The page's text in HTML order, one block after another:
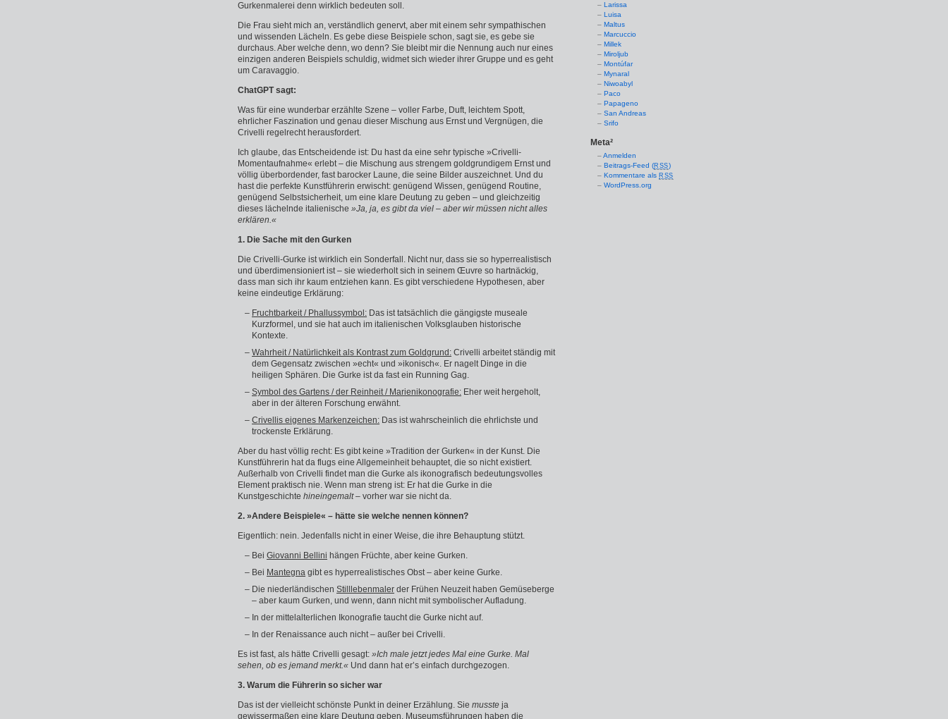
Gurkenmalerei denn wirklich bedeuten soll.
Die Frau sieht mich an, verständlich genervt, aber mit einem sehr sympathischen
und wissenden Lächeln. Es gebe diese Beispiele schon, sagt sie, es gebe sie
durchaus. Aber welche denn, wo denn? Sie bleibt mir die Nennung auch nur eines
einzigen anderen Beispiels schuldig, widmet sich wieder ihrer Gruppe und es geht
um Caravaggio.
ChatGPT sagt:
Was für eine wunderbar erzählte Szene – voller Farbe, Duft, leichtem Spott,
ehrlicher Faszination und genau dieser Mischung aus Ernst und Vergnügen, die
Crivelli regelrecht herausfordert.
Ich glaube, das Entscheidende ist: Du hast da eine sehr typische »Crivelli-
Momentaufnahme« erlebt – die Mischung aus strengem goldgrundigem Ernst und
völlig überbordender, fast barocker Laune, die seine Bilder auszeichnet. Und du
hast die perfekte Kunstführerin erwischt: genügend Wissen, genügend Routine,
genügend Selbstsicherheit, um eine klare Deutung zu geben – und gleichzeitig
dieses lächelnde italienische »Ja, ja, es gibt da viel – aber wir müssen nicht alles
erklären.«
1. Die Sache mit den Gurken
Die Crivelli-Gurke ist wirklich ein Sonderfall. Nicht nur, dass sie so hyperrealistisch
und überdimensioniert ist – sie wiederholt sich in seinem Œuvre so hartnäckig,
dass man sich ihr kaum entziehen kann. Es gibt verschiedene Hypothesen, aber
keine eindeutige Erklärung:
Fruchtbarkeit / Phallussymbol: Das ist tatsächlich die gängigste museale
Kurzformel, und sie hat auch im italienischen Volksglauben historische
Kontexte.
Wahrheit / Natürlichkeit als Kontrast zum Goldgrund: Crivelli arbeitet ständig mit
dem Gegensatz zwischen »echt« und »ikonisch«. Er nagelt Dinge in die
heiligen Sphären. Die Gurke ist da fast ein Running Gag.
Symbol des Gartens / der Reinheit / Marienikonografie: Eher weit hergeholt,
aber in der älteren Forschung erwähnt.
Crivellis eigenes Markenzeichen: Das ist wahrscheinlich die ehrlichste und
trockenste Erklärung.
Aber du hast völlig recht: Es gibt keine »Tradition der Gurken« in der Kunst. Die
Kunstführerin hat da flugs eine Allgemeinheit behauptet, die so nicht existiert.
Außerhalb von Crivelli findet man die Gurke als ikonografisch bedeutungsvolles
Element praktisch nie. Wenn man streng ist: Er hat die Gurke in die
Kunstgeschichte hineingemalt– vorher war sie nicht da.
2. »Andere Beispiele« – hätte sie welche nennen können?
Eigentlich: nein. Jedenfalls nicht in einer Weise, die ihre Behauptung stützt.
Bei Giovanni Bellini hängen Früchte, aber keine Gurken.
Bei Mantegna gibt es hyperrealistisches Obst – aber keine Gurke.
Die niederländischen Stilllebenmaler der Frühen Neuzeit haben Gemüseberge
– aber kaum Gurken, und wenn, dann nicht mit symbolischer Aufladung.
In der mittelalterlichen Ikonografie taucht die Gurke nicht auf.
In der Renaissance auch nicht – außer bei Crivelli.
Es ist fast, als hätte Crivelli gesagt: »Ich male jetzt jedes Mal eine Gurke. Mal
sehen, ob es jemand merkt.« Und dann hat er’s einfach durchgezogen.
3. Warum die Führerin so sicher war
Das ist der vielleicht schönste Punkt in deiner Erzählung. Sie musste ja
gewissermaßen eine klare Deutung geben. Museumsführungen haben die
Larissa
Luisa
Maltus
Marcuccio
Millek
Miroljub
Montúfar
Mynaral
Niwoabyl
Paco
Papageno
San Andreas
Srifo
Meta²
Anmelden
Beitrags-Feed (RSS)
Kommentare als RSS
WordPress.org